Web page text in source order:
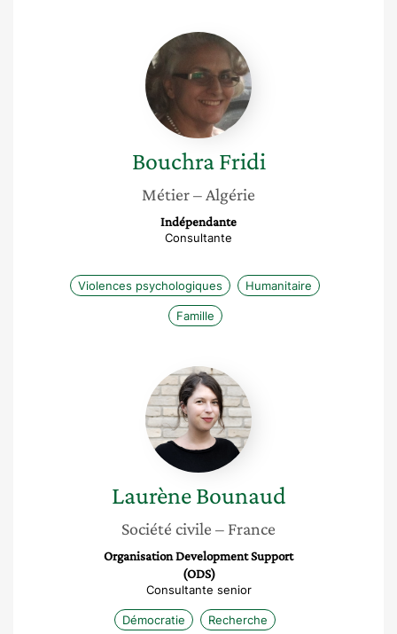
Bouchra
Fridi
Bouchra Fridi
Métier– Algérie
Indépendante
Consultante
Violences psychologiques Humanitaire
Famille
Laurène
Bounaud
Laurène Bounaud
Société civile – France
Organisation Development Support
(ODS)
Consultante senior
Démocratie Recherche